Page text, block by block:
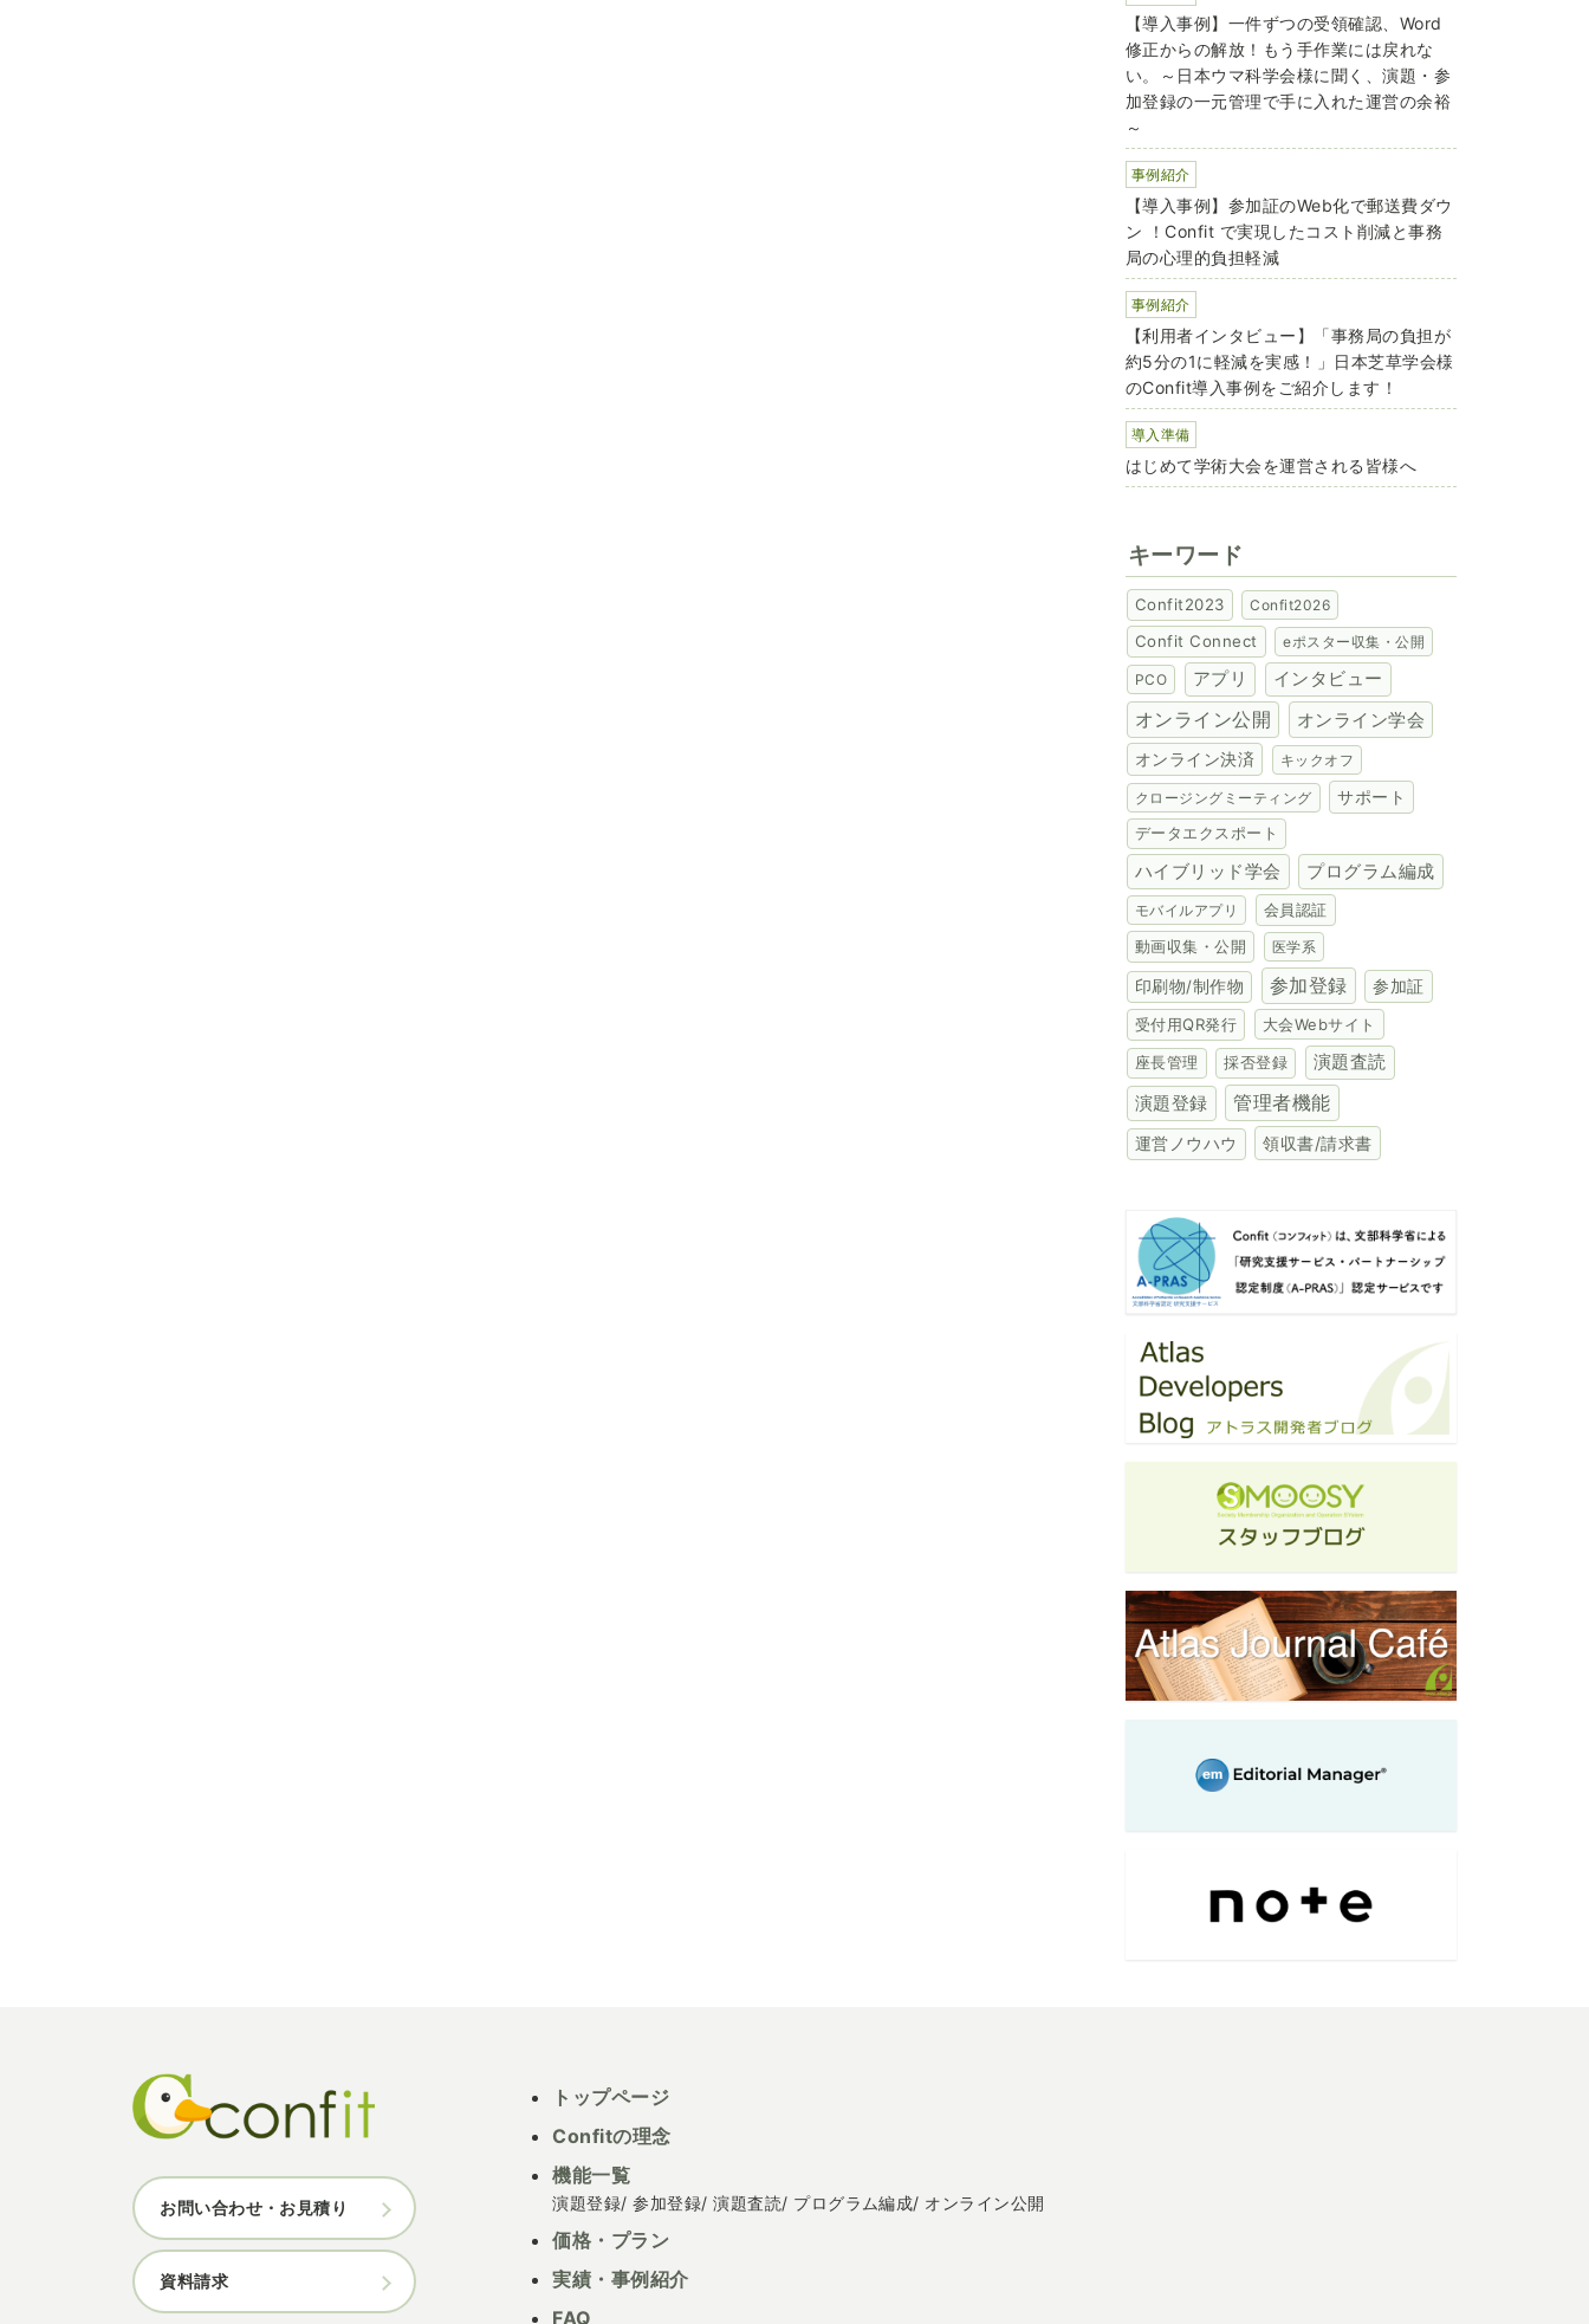
【導入事例】一件ずつの受領確認、Word
修正からの解放！もう手作業には戻れな
い。～日本ウマ科学会様に聞く、演題・参
加登録の一元管理で手に入れた運営の余裕
～
事例紹介
【導入事例】参加証のWeb化で郵送費ダウ
ン ！Confit で実現したコスト削減と事務
局の心理的負担軽減
事例紹介
【利用者インタビュー】「事務局の負担が
約5分の1に軽減を実感！」日本芝草学会様
のConfit導入事例をご紹介します！
導入準備
はじめて学術大会を運営される皆様へ
キーワード
Confit2023 Confit2026
Confit Connect eポスター収集・公開
PCO アプリ インタビュー
オンライン公開 オンライン学会
オンライン決済 キックオフ
クロージングミーティング サポート
データエクスポート
ハイブリッド学会 プログラム編成
モバイルアプリ
会員認証
動画収集・公開
医学系
印刷物/制作物 参加登録 参加証
受付用QR発行 大会Webサイト
座長管理 採否登録 演題査読
演題登録 管理者機能
運営ノウハウ 領収書/請求書
お問い合わせ・お見積り
資料請求
トップページ
Confitの理念
機能一覧
演題登録 参加登録 演題査読 プログラム編成 オンライン公開
価格・プラン
実績・事例紹介
FAQ